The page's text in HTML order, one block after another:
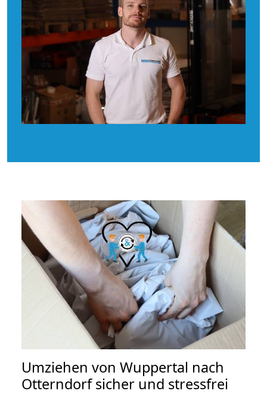
Umziehen von Wuppertal nach
Otterndorfsicher und stressfrei